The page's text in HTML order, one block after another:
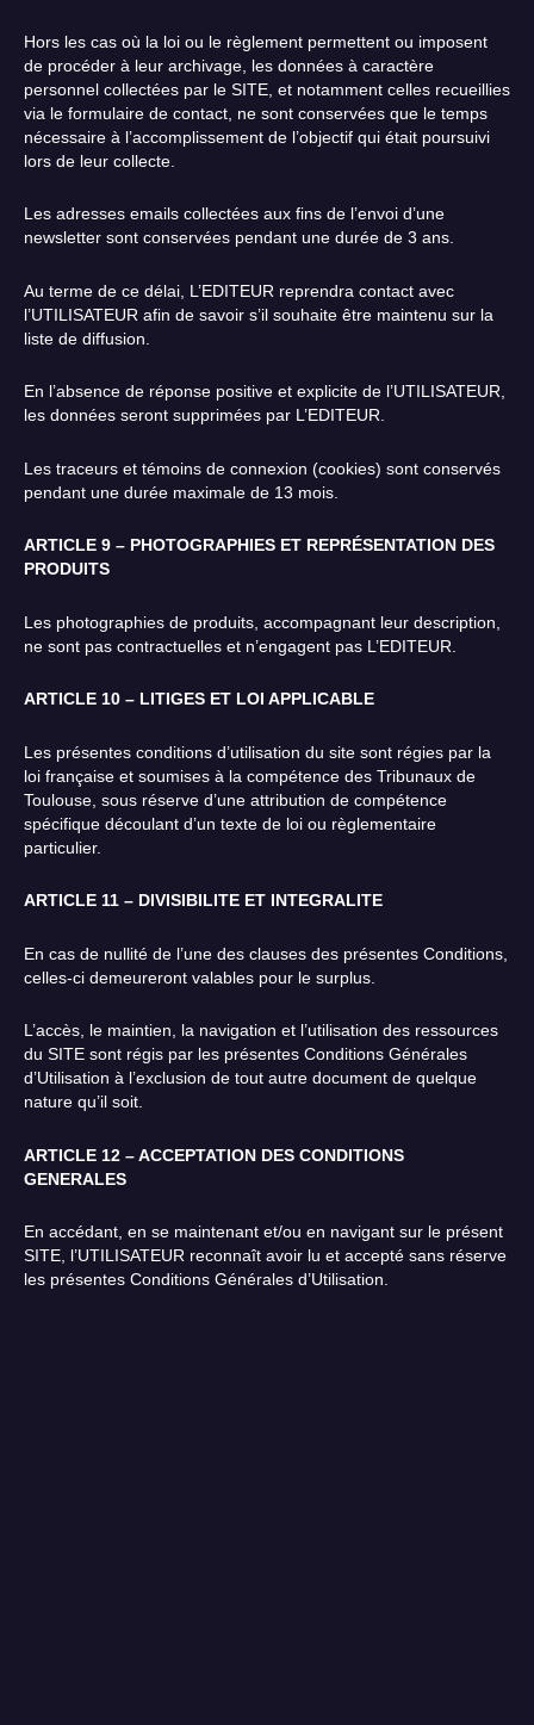
Hors les cas où la loi ou le règlement permettent ou imposent
de procéder à leur archivage, les données à caractère
personnel collectées par le SITE, et notamment celles recueillies
via le formulaire de contact, ne sont conservées que le temps
nécessaire à l’accomplissement de l’objectif qui était poursuivi
lors de leur collecte.
Les adresses emails collectées aux fins de l’envoi d’une
newsletter sont conservées pendant une durée de 3 ans.
Au terme de ce délai, L’EDITEUR reprendra contact avec
l’UTILISATEUR afin de savoir s’il souhaite être maintenu sur la
liste de diffusion.
En l’absence de réponse positive et explicite de l’UTILISATEUR,
les données seront supprimées par L’EDITEUR.
Les traceurs et témoins de connexion (cookies) sont conservés
pendant une durée maximale de 13 mois.
ARTICLE 9 – PHOTOGRAPHIES ET REPRÉSENTATION DES
PRODUITS
Les photographies de produits, accompagnant leur description,
ne sont pas contractuelles et n’engagent pas L’EDITEUR.
ARTICLE 10 – LITIGES ET LOI APPLICABLE
Les présentes conditions d’utilisation du site sont régies par la
loi française et soumises à la compétence des Tribunaux de
Toulouse, sous réserve d’une attribution de compétence
spécifique découlant d’un texte de loi ou règlementaire
particulier.
ARTICLE 11 – DIVISIBILITE ET INTEGRALITE
En cas de nullité de l’une des clauses des présentes Conditions,
celles-ci demeureront valables pour le surplus.
L’accès, le maintien, la navigation et l’utilisation des ressources
du SITE sont régis par les présentes Conditions Générales
d’Utilisation à l’exclusion de tout autre document de quelque
nature qu’il soit.
ARTICLE 12 – ACCEPTATION DES CONDITIONS
GENERALES
En accédant, en se maintenant et/ou en navigant sur le présent
SITE, l’UTILISATEUR reconnaît avoir lu et accepté sans réserve
les présentes Conditions Générales d’Utilisation.